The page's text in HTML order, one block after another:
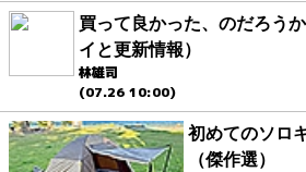
買って良かった、のだろう
イと更新情報）
林雄司
(07.26 10:00)
初めてのソロ
（傑作選）